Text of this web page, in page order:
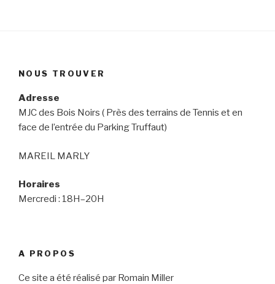
NOUS TROUVER
Adresse
MJC des Bois Noirs ( Près des terrains de Tennis et en
face de l’entrée du Parking Truffaut)
MAREIL MARLY
Horaires
Mercredi : 18H–20H
A PROPOS
Ce site a été réalisé par Romain Miller